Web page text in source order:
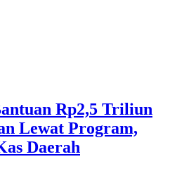
Rp2,5 Triliun
Lewat Program,
Daerah